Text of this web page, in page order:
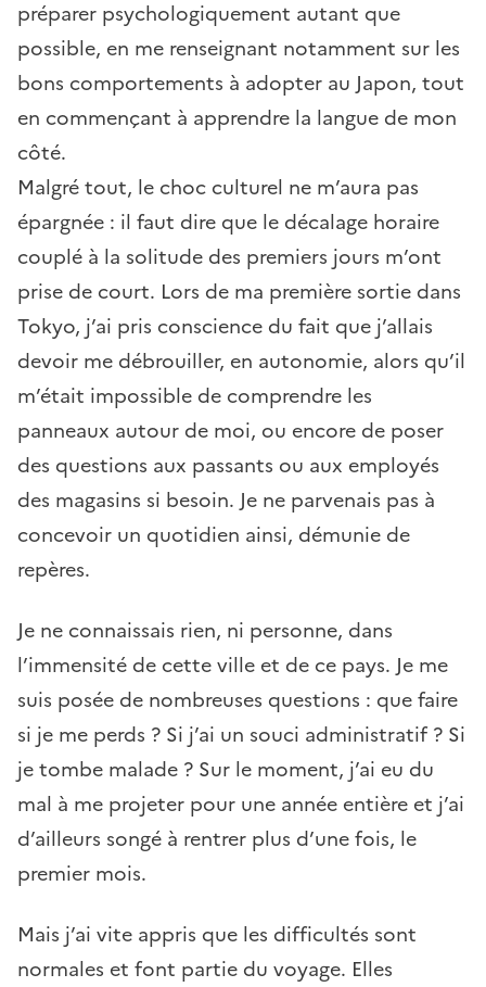
préparer psychologiquement autant que
possible, en me renseignant notamment sur les
bons comportements à adopter au Japon, tout
en commençant à apprendre la langue de mon
côté.
Malgré tout, le choc culturel ne m’aura pas
épargnée : il faut dire que le décalage horaire
couplé à la solitude des premiers jours m’ont
prise de court. Lors de ma première sortie dans
Tokyo, j’ai pris conscience du fait que j’allais
devoir me débrouiller, en autonomie, alors qu’il
m’était impossible de comprendre les
panneaux autour de moi, ou encore de poser
des questions aux passants ou aux employés
des magasins si besoin. Je ne parvenais pas à
concevoir un quotidien ainsi, démunie de
repères.
Je ne connaissais rien, ni personne, dans
l’immensité de cette ville et de ce pays. Je me
suis posée de nombreuses questions : que faire
si je me perds ? Si j’ai un souci administratif ? Si
je tombe malade ? Sur le moment, j’ai eu du
mal à me projeter pour une année entière et j’ai
d’ailleurs songé à rentrer plus d’une fois, le
premier mois.
Mais j’ai vite appris que les difficultés sont
normales et font partie du voyage. Elles